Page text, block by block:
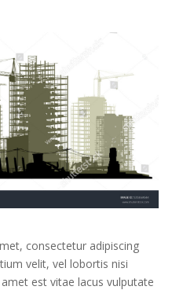
consectetur adipiscing
velit, vel lobortis nisi
est vitae lacus vulputate